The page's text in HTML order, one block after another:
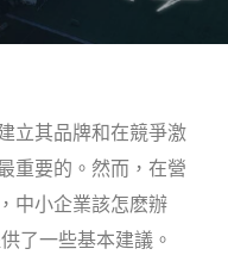
立其品牌和在競爭激
重要的。然而，在營
中小企業該怎麽辦
了一些基本建議。